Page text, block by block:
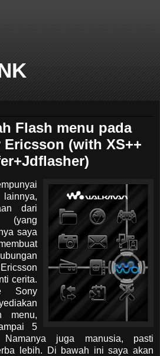
Flash menu pada
Ericsson (with XS++
dari
(yang
saya
cerita.
Sony
menu,
5
juga manusia, pasti
lebih. Di bawah ini saya akan